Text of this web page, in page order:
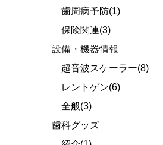
歯周病予防(1)
保険関連(3)
設備・機器情報
超音波スケーラー(8)
レントゲン(6)
全般(3)
歯科グッズ